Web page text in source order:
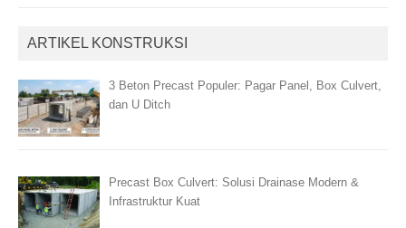
ARTIKEL KONSTRUKSI
3 Beton Precast Populer: Pagar Panel, Box Culvert,
dan U Ditch
Precast Box Culvert: Solusi Drainase Modern &
Infrastruktur Kuat